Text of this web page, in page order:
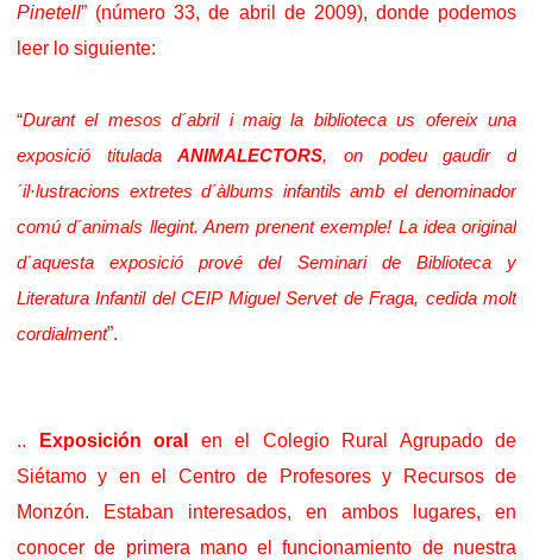
Pinetell” (número 33, de abril de 2009), donde podemos
leer lo siguiente:
“Durant el mesos d´abril i maig la biblioteca us ofereix una
exposició tituladaANIMALECTORS, on podeu gaudir d
´il·lustracions extretes d´àlbums infantils amb el denominador
comú d´animals llegint. Anem prenent exemple! La idea original
d´aquesta exposició prové del Seminari de Biblioteca y
Literatura Infantil del CEIP Miguel Servet de Fraga, cedida molt
cordialment”.
.. Exposición oral
en el Colegio Rural Agrupado de
Siétamo y en el Centro de Profesores y Recursos de
Monzón. Estaban interesados, en ambos lugares, en
conocer de primera mano el funcionamiento de nuestra